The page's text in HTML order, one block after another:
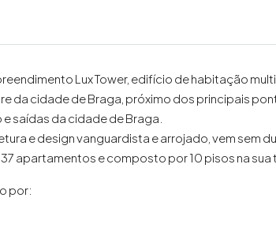
Lux Tower, edifício de habitação
da cidade de Braga, próximo dos principais
saídas da cidade de Braga.
e design vanguardista e arrojado, vem sem
apartamentos e composto por 10 pisos na sua
por: